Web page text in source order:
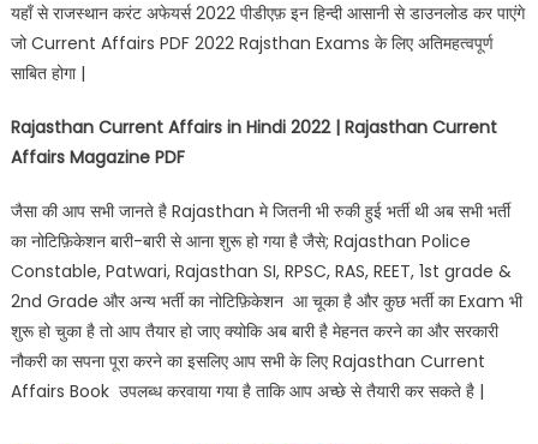
यहाँ से राजस्थान करंट अफेयर्स 2022 पीडीएफ़ इन हिन्दी आसानी से डाउनलोड कर पाएंगे
जो Current Affairs PDF 2022 Rajsthan Exams के लिए अतिमहत्वपूर्ण
साबित होगा |
Rajasthan Current Affairs in Hindi 2022 | Rajasthan Current
Affairs Magazine PDF
जैसा की आप सभी जानते है Rajasthan मे जितनी भी रुकी हुई भर्ती थी अब सभी भर्ती
का नोटिफ़िकेशन बारी-बारी से आना शुरू हो गया है जैसे; Rajasthan Police
Constable, Patwari, Rajasthan SI, RPSC, RAS, REET, 1st grade &
2nd Grade और अन्य भर्ती का नोटिफ़िकेशन आ चूका है और कुछ भर्ती का Exam भी
शुरू हो चुका है तो आप तैयार हो जाए क्योकि अब बारी है मेहनत करने का और सरकारी
नौकरी का सपना पूरा करने का इसलिए आप सभी के लिए Rajasthan Current
Affairs Book उपलब्ध करवाया गया है ताकि आप अच्छे से तैयारी कर सकते है |